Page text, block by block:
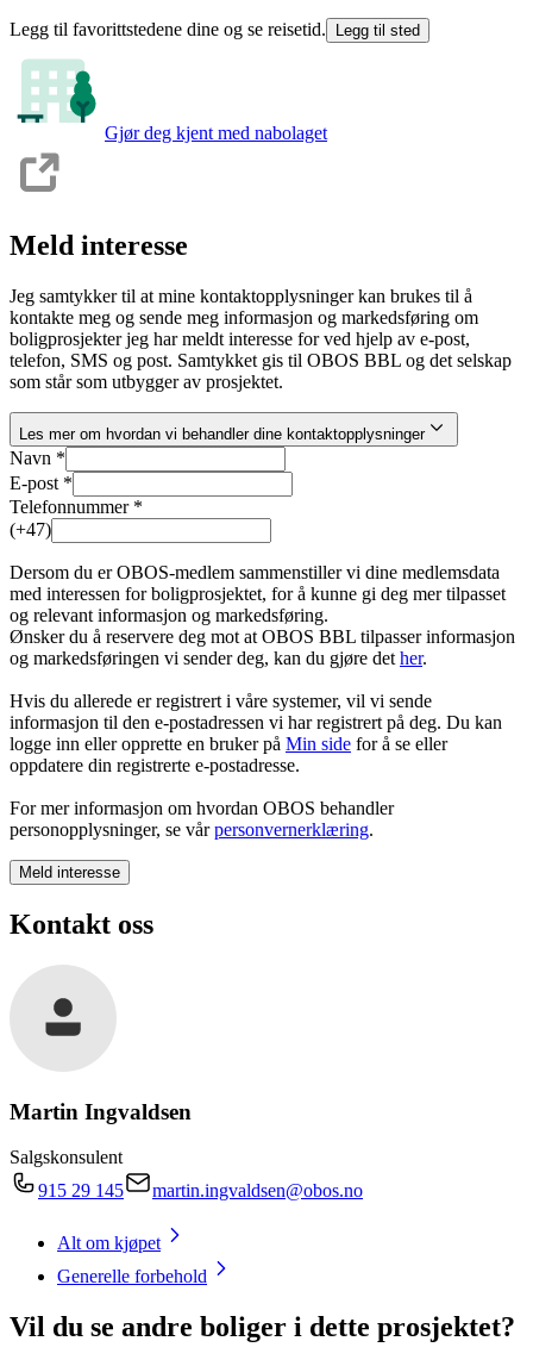
Legg til favorittstedene dine og se reisetid. Legg til sted
Gjør deg kjent med nabolaget
Meld interesse
Jeg samtykker til at mine kontaktopplysninger kan brukes til å
kontakte meg og sende meg informasjon og markedsføring om
boligprosjekter jeg har meldt interesse for ved hjelp av e-post,
telefon, SMS og post. Samtykket gis til OBOS BBL og det selskap
som står som utbygger av prosjektet.
Les mer om hvordan vi behandler dine kontaktopplysninger
Navn *
E-post *
Telefonnummer *
(+47)
Dersom du er OBOS-medlem sammenstiller vi dine medlemsdata
med interessen for boligprosjektet, for å kunne gi deg mer tilpasset
og relevant informasjon og markedsføring.
Ønsker du å reservere deg mot at OBOS BBL tilpasser informasjon
og markedsføringen vi sender deg, kan du gjøre det her.
Hvis du allerede er registrert i våre systemer, vil vi sende
informasjon til den e-postadressen vi har registrert på deg. Du kan
logge inn eller opprette en bruker på Min side for å se eller
oppdatere din registrerte e-postadresse.
For mer informasjon om hvordan OBOS behandler
personopplysninger, se vårpersonvernerklæring.
Meld interesse
Kontakt oss
Martin Ingvaldsen
Salgskonsulent
915 29 145
martin.ingvaldsen@obos.no
Alt om kjøpet
Generelle forbehold
Vil du se andre boliger i dette prosjektet?